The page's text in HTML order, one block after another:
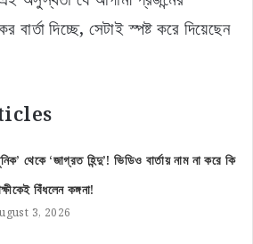
দিচ্ছে, সেটাই স্পষ্ট করে দিয়েছেন
থেকে ‘জাগ্রত হিন্দু’! ভিডিও বার্তায় নাম না করে কি
বিঁধলেন কঙ্গনা!
3, 2026